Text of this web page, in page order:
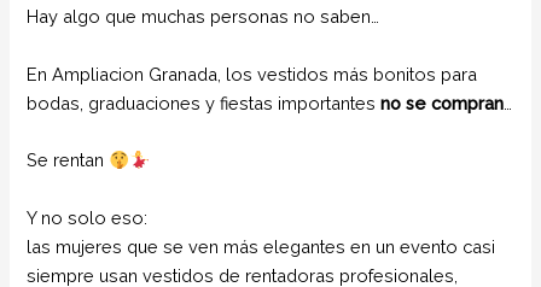
Hay algo que muchas personas no saben…
En Ampliacion Granada, los vestidos más bonitos para
bodas, graduaciones y fiestas importantesno se compran
Se rentan
Y no solo eso:
las mujeres que se ven más elegantes en un evento casi
siempre usan vestidos de rentadoras profesionales,